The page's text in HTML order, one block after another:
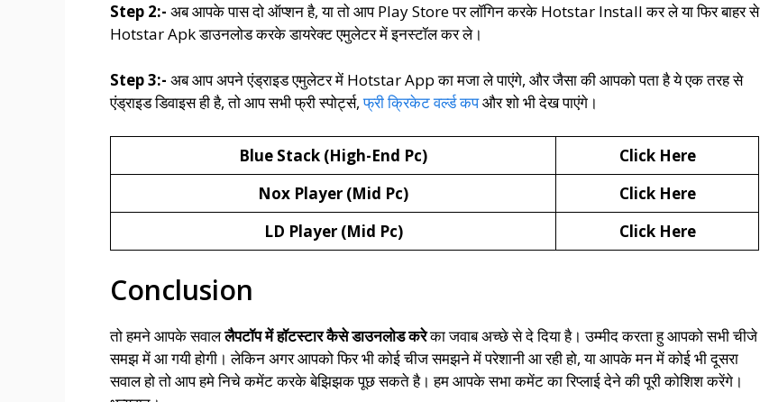
Step 2:- अब आपके पास दो ऑप्शन है, या तो आप Play Store पर लॉगिन करके Hotstar Install कर ले या फिर बाहर से
Hotstar Apk डाउनलोड करके डायरेक्ट एमुलेटर में इनस्टॉल कर ले।
Step 3:- अब आप अपने एंड्राइड एमुलेटर में Hotstar App का मजा ले पाएंगे, और जैसा की आपको पता है ये एक तरह से
एंड्राइड डिवाइस ही है, तो आप सभी फ्री स्पोर्ट्स,फ्री क्रिकेट वर्ल्ड कपऔर शो भी देख पाएंगे।
Blue Stack (High-End Pc)
Click Here
Nox Player (Mid Pc)
Click Here
LD Player (Mid Pc)
Click Here
Conclusion
तो हमने आपके सवाललैपटॉप में हॉटस्टार कैसे डाउनलोड करेका जवाब अच्छे से दे दिया है। उम्मीद करता हु आपको सभी चीजे
समझ में आ गयी होगी। लेकिन अगर आपको फिर भी कोई चीज समझने में परेशानी आ रही हो, या आपके मन में कोई भी दूसरा
सवाल हो तो आप हमे निचे कमेंट करके बेझिझक पूछ सकते है। हम आपके सभा कमेंट का रिप्लाई देने की पूरी कोशिश करेंगे।